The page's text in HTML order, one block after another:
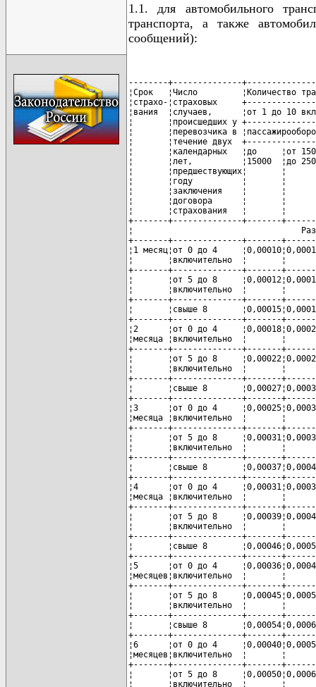
1.1. для автомобильного
транспорта, а также
сообщений):
--------+--------------+---------------------------------------------------------------------------
¦Срок   ¦Число         ¦Количество транспортных средств у перевозчика                             ¦
¦страхо-¦страховых     +------------------------+------------------------+------------------------+
¦вания  ¦случаев,      ¦от 1 до 10 включительно ¦от 11 до 50 включительно¦свыше 50                ¦
¦       ¦происшедших у +------------------------+------------------------+------------------------+
¦       ¦перевозчика в ¦пассажирооборот <*>     ¦пассажирооборот         ¦пассажирооборот         ¦
¦       ¦течение двух  +----------------+-------+-------+--------+-------+-------+--------+-------+
¦       ¦календарных   ¦до     ¦от 15001¦свыше  ¦до     ¦от 15001¦свыше  ¦до     ¦от 15001¦свыше  ¦
¦       ¦лет,          ¦15000  ¦до 25000¦25000  ¦15000  ¦до 25000¦25000  ¦15000  ¦до 25000¦25000  ¦
¦       ¦предшествующих¦       ¦        ¦       ¦       ¦        ¦       ¦       ¦        ¦       ¦
¦       ¦году          ¦       ¦        ¦       ¦       ¦        ¦       ¦       ¦        ¦       ¦
¦       ¦заключения    ¦       ¦        ¦       ¦       ¦        ¦       ¦       ¦        ¦       ¦
¦       ¦договора      ¦       ¦        ¦       ¦       ¦        ¦       ¦       ¦        ¦       ¦
¦       ¦страхования   ¦       ¦        ¦       ¦       ¦        ¦       ¦       ¦        ¦       ¦
+-------+--------------+-------+--------+-------+-------+--------+-------+-------+--------+-------+
¦                                  Размер страхового тарифа                                       ¦
+-------+--------------+-------+--------+-------+-------+--------+-------+-------+--------+-------+
¦1 месяц¦от 0 до 4     ¦0,00010¦0,00012 ¦0,00015¦0,00008¦0,00010 ¦0,00012¦0,00007¦0,00008 ¦0,00010¦
¦       ¦включительно  ¦       ¦        ¦       ¦       ¦        ¦       ¦       ¦        ¦       ¦
+-------+--------------+-------+--------+-------+-------+--------+-------+-------+--------+-------+
¦       ¦от 5 до 8     ¦0,00012¦0,00016 ¦0,00019¦0,00010¦0,00013 ¦0,00016¦0,00008¦0,00010 ¦0,00012¦
¦       ¦включительно  ¦       ¦        ¦       ¦       ¦        ¦       ¦       ¦        ¦       ¦
+-------+--------------+-------+--------+-------+-------+--------+-------+-------+--------+-------+
¦       ¦свыше 8       ¦0,00015¦0,00019 ¦0,00022¦0,00012¦0,00016 ¦0,00019¦0,00010¦0,00012 ¦0,00015¦
+-------+--------------+-------+--------+-------+-------+--------+-------+-------+--------+-------+
¦2      ¦от 0 до 4     ¦0,00018¦0,00022 ¦0,00027¦0,00015¦0,00018 ¦0,00022¦0,00012¦0,00015 ¦0,00018¦
¦месяца ¦включительно  ¦       ¦        ¦       ¦       ¦        ¦       ¦       ¦        ¦       ¦
+-------+--------------+-------+--------+-------+-------+--------+-------+-------+--------+-------+
¦       ¦от 5 до 8     ¦0,00022¦0,00028 ¦0,00033¦0,00018¦0,00023 ¦0,00028¦0,00015¦0,00018 ¦0,00022¦
¦       ¦включительно  ¦       ¦        ¦       ¦       ¦        ¦       ¦       ¦        ¦       ¦
+-------+--------------+-------+--------+-------+-------+--------+-------+-------+--------+-------+
¦       ¦свыше 8       ¦0,00027¦0,00033 ¦0,00040¦0,00022¦0,00028 ¦0,00033¦0,00018¦0,00022 ¦0,00027¦
+-------+--------------+-------+--------+-------+-------+--------+-------+-------+--------+-------+
¦3      ¦от 0 до 4     ¦0,00025¦0,00031 ¦0,00037¦0,00021¦0,00026 ¦0,00031¦0,00017¦0,00021 ¦0,00025¦
¦месяца ¦включительно  ¦       ¦        ¦       ¦       ¦        ¦       ¦       ¦        ¦       ¦
+-------+--------------+-------+--------+-------+-------+--------+-------+-------+--------+-------+
¦       ¦от 5 до 8     ¦0,00031¦0,00039 ¦0,00047¦0,00026¦0,00032 ¦0,00039¦0,00021¦0,00026 ¦0,00031¦
¦       ¦включительно  ¦       ¦        ¦       ¦